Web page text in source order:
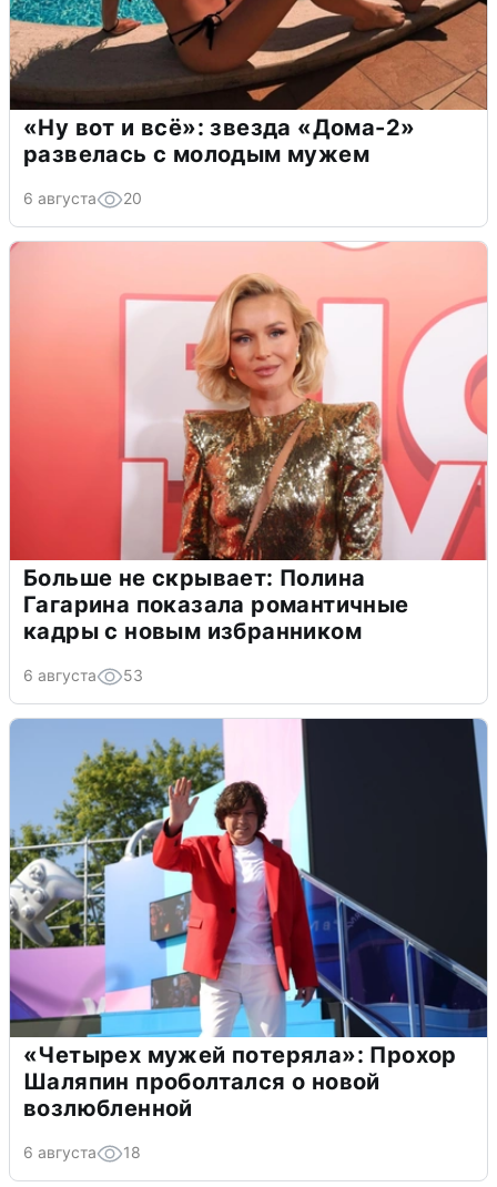
«Ну вот и всё»: звезда «Дома-2»
развелась с молодым мужем
6 августа 20
Больше не скрывает: Полина
Гагарина показала романтичные
кадры с новым избранником
6 августа 53
«Четырех мужей потеряла»: Прохор
Шаляпин проболтался о новой
возлюбленной
6 августа 18